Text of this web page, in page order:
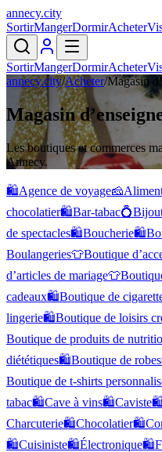
annecy.city
SortirMangerDormirAcheter
SortirMangerDormirAcheter
annecy.city/Acheter/Magasin
Magasin
Les boutiques et commerces
Annecy.
🛍️Agence de voyage🧀
chocolatier🛍️Bar-tabac💍
de spectacles🛍️Boucherie🛍️
Boulangeries👕Boutique
d’articles de mariage👕
cadeaux🛍️Boutique de
lingerie🛍️Boutique de loisirs
Boutique de produits de
diététiques🛍️Boutique de robes
Boutique de t-shirts
tabac🛍️Cave à vins🛍️Caviste
Charcuterie🛍️Chocolatier🛍️
🛍️Cuisiniste🛍️Électronique🛍️